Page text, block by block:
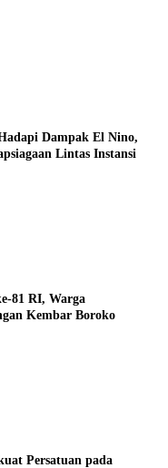
Dampak El Nino,
Lintas Instansi
81 RI, Warga
Kembar Boroko
Persatuan pada